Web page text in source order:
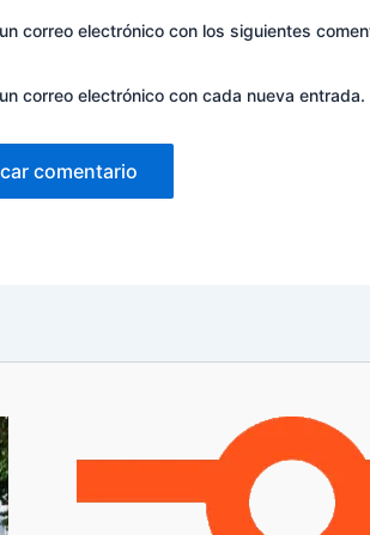
correo electrónico con los siguientes
correo electrónico con cada nueva entrada.